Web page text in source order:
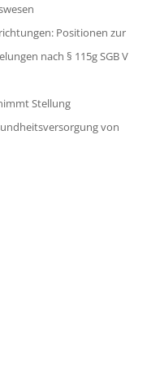
Positionen zur
nach § 115g SGB V
Stellung
von